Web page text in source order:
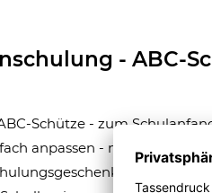
- ABC-
Schütze - zum
anpassen - mit dem
für Jungen